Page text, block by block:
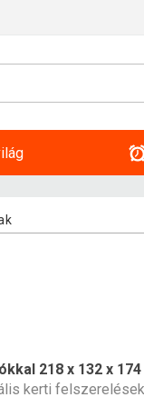
218 x 132 x 174
kerti